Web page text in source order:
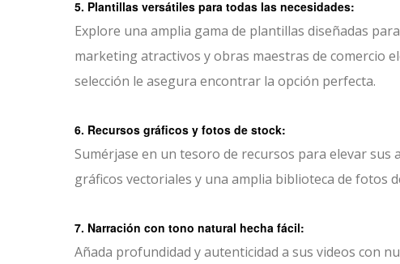
5. Plantillas versátiles para todas las necesidades:
Explore una amplia gama de plantillas diseñadas
marketing atractivos y obras maestras de comercio
selección le asegura encontrar la opción perfecta.
6. Recursos gráficos y fotos de stock:
Sumérjase en un tesoro de recursos para elevar sus
gráficos vectoriales y una amplia biblioteca de fotos
7. Narración con tono natural hecha fácil:
Añada profundidad y autenticidad a sus videos con